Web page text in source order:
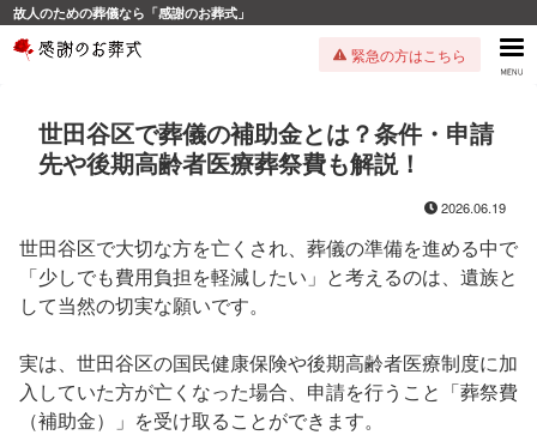
故人のための葬儀なら「感謝のお葬式」
緊急の方はこちら
世田谷区で葬儀の補助金とは？条件・申請
先や後期高齢者医療葬祭費も解説！
2026.06.19
世田谷区で大切な方を亡くされ、葬儀の準備を進める中で
「少しでも費用負担を軽減したい」と考えるのは、遺族と
して当然の切実な願いです。
実は、世田谷区の国民健康保険や後期高齢者医療制度に加
入していた方が亡くなった場合、申請を行うこと「葬祭費
（補助金）」を受け取ることができます。